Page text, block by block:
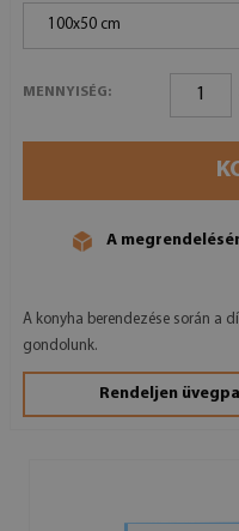
100x50 cm
MENNYISÉG:
A
A konyha berendezése során a
gondolunk.
Rendeljen